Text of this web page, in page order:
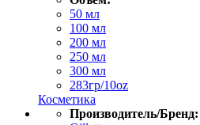
50 мл
100 мл
200 мл
250 мл
300 мл
283гр/10oz
Косметика
Производитель/Бренд: